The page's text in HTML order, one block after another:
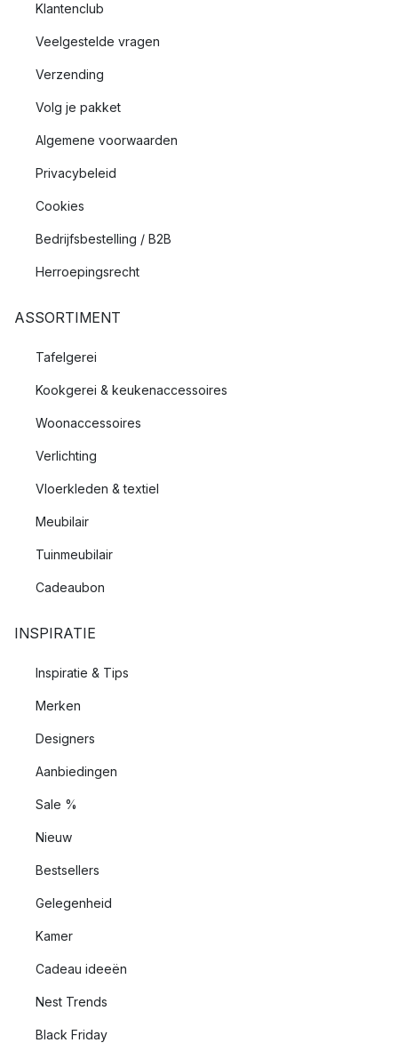
Klantenclub
Veelgestelde vragen
Verzending
Volg je pakket
Algemene voorwaarden
Privacybeleid
Cookies
Bedrijfsbestelling / B2B
Herroepingsrecht
ASSORTIMENT
Tafelgerei
Kookgerei & keukenaccessoires
Woonaccessoires
Verlichting
Vloerkleden & textiel
Meubilair
Tuinmeubilair
Cadeaubon
INSPIRATIE
Inspiratie & Tips
Merken
Designers
Aanbiedingen
Sale %
Nieuw
Bestsellers
Gelegenheid
Kamer
Cadeau ideeën
Nest Trends
Black Friday